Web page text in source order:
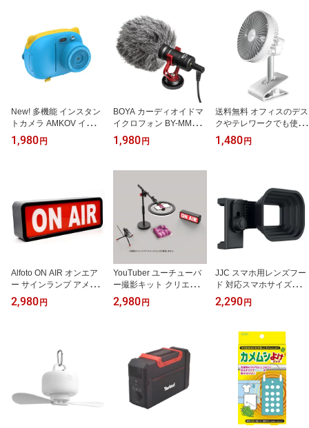
（お色はブルーまたはホ
ワイトからご選択くださ
い）
New! 多機能 インスタン
トカメラ AMKOV インス
タント ペイント カメラ
キッズカメラ ブルー 感
1,980円
BOYA カーディオイドマ
イクロフォン BY-MM1[B
YMM1]
1,980円
送料無料 オフィスのデス
クやテレワークでも使え
るワイヤレスクリップフ
ァン 扇風機 Taskarl TCF-
1,480円
Alfoto ON AIR オンエア
ー サインランプ アメリ
カンラウンジ インテリア
等で
2,980円
YouTuber ユーチューバ
ー撮影キット クリエイタ
ー向け動画撮影 Alfoto AF
-99 YouTube,生放送,動画
2,980円
JJC スマホ用レンズフー
ド 対応スマホサイズ：5
6-95mm 室内からの夜景
撮影に! LH-SM1
2,290円